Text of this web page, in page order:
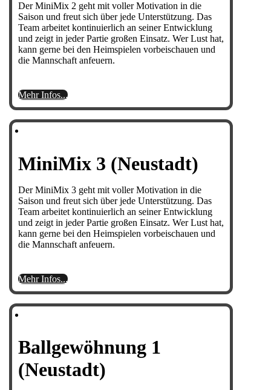
Der MiniMix 2 geht mit voller Motivation in die
Saison und freut sich über jede Unterstützung. Das
Team arbeitet kontinuierlich an seiner Entwicklung
und zeigt in jeder Partie großen Einsatz. Wer Lust hat,
kann gerne bei den Heimspielen vorbeischauen und
die Mannschaft anfeuern.
Mehr Infos...
MiniMix 3 (Neustadt)
Der MiniMix 3 geht mit voller Motivation in die
Saison und freut sich über jede Unterstützung. Das
Team arbeitet kontinuierlich an seiner Entwicklung
und zeigt in jeder Partie großen Einsatz. Wer Lust hat,
kann gerne bei den Heimspielen vorbeischauen und
die Mannschaft anfeuern.
Mehr Infos...
Ballgewöhnung 1
(Neustadt)